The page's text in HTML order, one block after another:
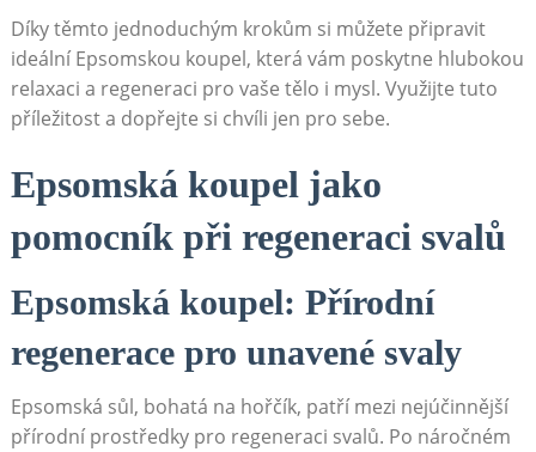
Díky těmto jednoduchým krokům si můžete připravit
ideální Epsomskou koupel, která vám poskytne hlubokou
relaxaci a regeneraci pro vaše tělo i mysl. Využijte tuto
příležitost a dopřejte si chvíli jen pro sebe.
Epsomská koupel jako
pomocník při regeneraci svalů
Epsomská koupel: Přírodní
regenerace pro unavené svaly
Epsomská sůl, bohatá na hořčík, patří mezi nejúčinnější
přírodní prostředky pro regeneraci svalů. Po náročném